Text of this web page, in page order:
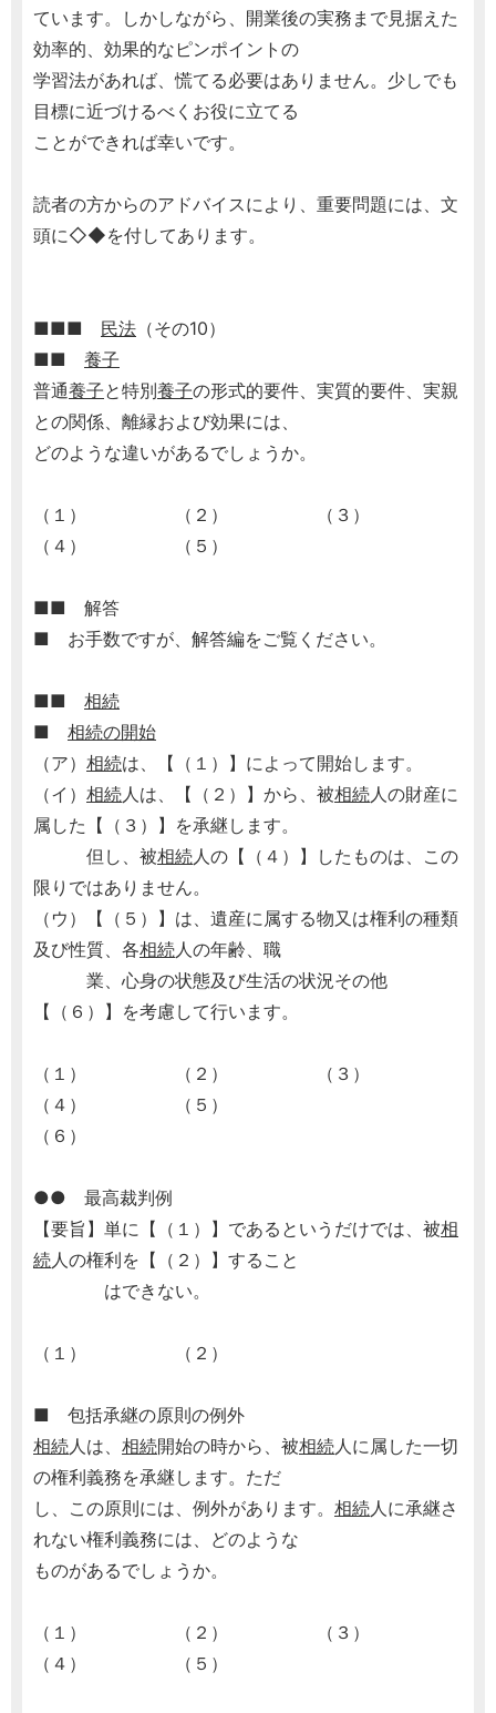
ています。しかしながら、開業後の実務まで見据えた
効率的、効果的なピンポイントの
学習法があれば、慌てる必要はありません。少しでも
目標に近づけるべくお役に立てる
ことができれば幸いです。
読者の方からのアドバイスにより、重要問題には、文
頭に◇◆を付してあります。
■■■ 民法 （その10）
■■ 養子
普通養子と特別養子の形式的要件、実質的要件、実親
との関係、離縁および効果には、
どのような違いがあるでしょうか。
（１） （２） （３）
（４） （５）
■■ 解答
■ お手数ですが、解答編をご覧ください。
■■ 相続
■ 相続の開始
（ア） 相続は、【（１）】によって開始します。
（イ） 相続人は、【（２）】から、被相続人の財産に
属した【（３）】を承継します。
但し、被相続人の【（４）】したものは、この
限りではありません。
（ウ）【（５）】は、遺産に属する物又は権利の種類
及び性質、各相続人の年齢、職
業、心身の状態及び生活の状況その他
【（６）】を考慮して行います。
（１） （２） （３）
（４） （５）
（６）
●● 最高裁判例
【要旨】単に【（１）】であるというだけでは、被相
続人の権利を【（２）】すること
はできない。
（１） （２）
■ 包括承継の原則の例外
相続人は、 相続開始の時から、被相続人に属した一切
の権利義務を承継します。ただ
し、この原則には、例外があります。 相続人に承継さ
れない権利義務には、どのような
ものがあるでしょうか。
（１） （２） （３）
（４） （５）